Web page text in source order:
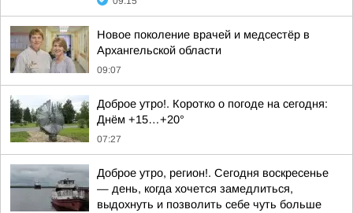
Новое поколение врачей и медсестёр в
Архангельской области
09:07
Доброе утро!. Коротко о погоде на сегодня:
Днём +15…+20°
07:27
Доброе утро, регион!. Сегодня воскресенье
— день, когда хочется замедлиться,
выдохнуть и позволить себе чуть больше